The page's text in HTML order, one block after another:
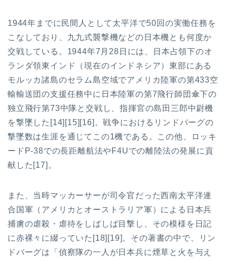
1944年までに民間人として太平洋で50回の実働任務を
こなしており、九九式襲撃機などの日本機とも何度か
交戦している。1944年7月28日には、日本占領下のオ
ランダ領東インド（現在のインドネシア）東部にある
モルッカ諸島のセラム島空域でアメリカ陸軍の第433空
輸輸送団の支援任務中に日本陸軍の第7飛行師団傘下の
独立飛行第73中隊と交戦し、指揮官の島田三郎中尉機
を撃墜した[14][15][16]。戦争におけるリンドバーグの
撃墜数は生涯を通じてこの1機である。この他、ロッキ
ードP-38での長距離航法やF4Uでの離陸法の発展に貢
献した[17]。
また、当時マッカーサーが司令官だった西南太平洋連
合国軍（アメリカとオーストラリア軍）による日本兵
捕虜の虐殺・虐待をしばしば目撃し、その模様を日記
に赤裸々に綴っていた[18][19]。その著書の中で、リン
ドバーグは「偵察隊の一人が日本兵に煙草と火を与え